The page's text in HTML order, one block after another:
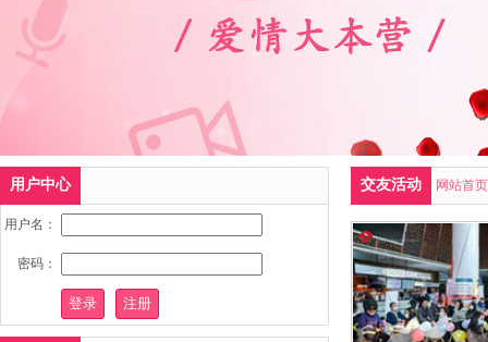
交友活动 网站首页
用户中心
用户名：
密码：